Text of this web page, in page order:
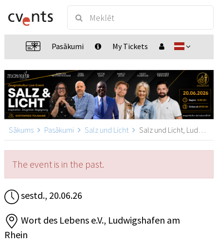
Pasākumi My Tickets
Sākums Pasākumi Salz und Licht Salz und Licht, Ludwigshafen am Rhein
The event is in the past.
sestd., 20.06.26
Wort des Lebens e.V., Ludwigshafen am
Rhein